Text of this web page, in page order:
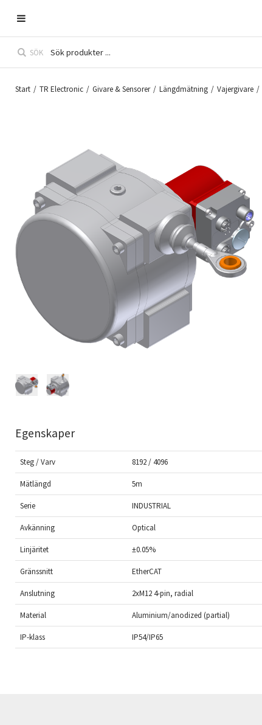
SÖK
Start / TR Electronic / Givare & Sensorer / Längdmätning / Vajergivare /
Egenskaper
Steg / Varv 8192 / 4096
Mätlängd 5m
Serie INDUSTRIAL
Avkänning Optical
Linjäritet ±0.05%
Gränssnitt EtherCAT
Anslutning 2xM12 4-pin, radial
Material Aluminium/anodized (partial)
IP-klass IP54/IP65